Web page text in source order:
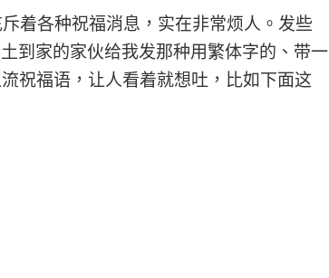
着各种祝福消息，实在非常烦人。发些
到家的家伙给我发那种用繁体字的、带一
祝福语，让人看着就想吐，比如下面这